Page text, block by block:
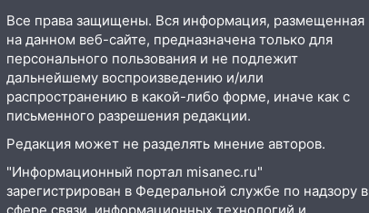
Все права защищены. Вся информация, размещенная
на данном веб-сайте, предназначена только для
персонального пользования и не подлежит
дальнейшему воспроизведению и/или
распространению в какой-либо форме, иначе как с
письменного разрешения редакции.
Редакция может не разделять мнение авторов.
"Информационный портал misanec.ru"
зарегистрирован в Федеральной службе по надзору в